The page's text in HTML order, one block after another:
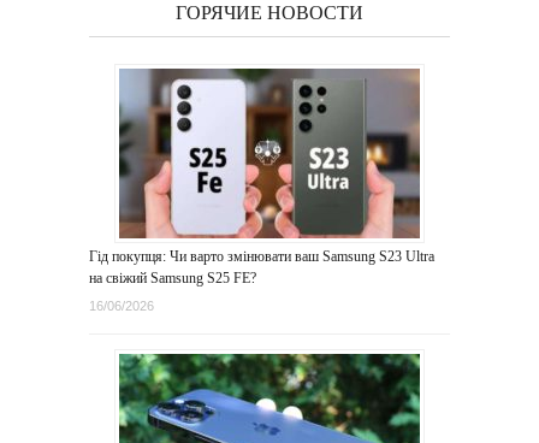
ГОРЯЧИЕ НОВОСТИ
Гід покупця: Чи варто змінювати ваш Samsung S23 Ultra
на свіжий Samsung S25 FE?
16/06/2026